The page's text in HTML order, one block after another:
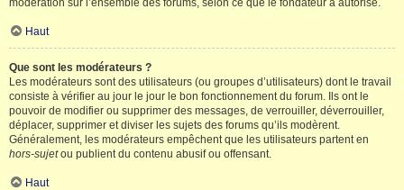
modération sur l’ensemble des forums, selon ce que le fondateur a autorisé.
Haut
Que sont les modérateurs ?
Les modérateurs sont des utilisateurs (ou groupes d’utilisateurs) dont le travail
consiste à vérifier au jour le jour le bon fonctionnement du forum. Ils ont le
pouvoir de modifier ou supprimer des messages, de verrouiller, déverrouiller,
déplacer, supprimer et diviser les sujets des forums qu’ils modèrent.
Généralement, les modérateurs empêchent que les utilisateurs partent en
hors-sujetou publient du contenu abusif ou offensant.
Haut